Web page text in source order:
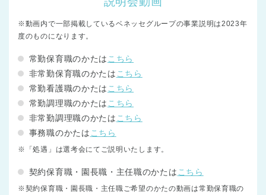
※動画内で一部掲載しているベネッセグループの事業説明は2023年
度のものになります。
常勤保育職のかたはこちら
非常勤保育職のかたはこちら
常勤看護職のかたはこちら
常勤調理職のかたはこちら
非常勤調理職のかたはこちら
事務職のかたはこちら
※「処遇」は選考会にてご説明いたします。
契約保育職・園長職・主任職のかたはこちら
※契約保育職・園長職・主任職ご希望のかたの動画は常勤保育職の